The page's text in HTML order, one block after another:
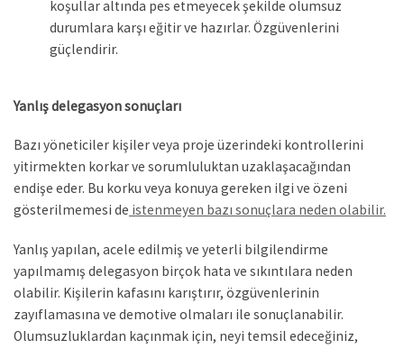
koşullar altında pes etmeyecek şekilde olumsuz
durumlara karşı eğitir ve hazırlar. Özgüvenlerini
güçlendirir.
Yanlış delegasyon sonuçları
Bazı yöneticiler kişiler veya proje üzerindeki kontrollerini
yitirmekten korkar ve sorumluluktan uzaklaşacağından
endişe eder. Bu korku veya konuya gereken ilgi ve özeni
gösterilmemesi de istenmeyen bazı sonuçlara neden olabilir.
Yanlış yapılan, acele edilmiş ve yeterli bilgilendirme
yapılmamış delegasyon birçok hata ve sıkıntılara neden
olabilir. Kişilerin kafasını karıştırır, özgüvenlerinin
zayıflamasına ve demotive olmaları ile sonuçlanabilir.
Olumsuzluklardan kaçınmak için, neyi temsil edeceğiniz,